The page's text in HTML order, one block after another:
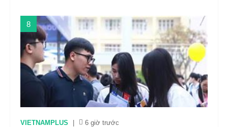
8
VIETNAMPLUS 6 giờ trước